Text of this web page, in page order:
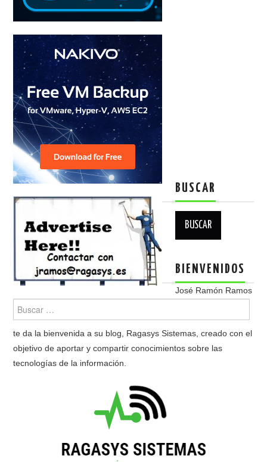
BUSCAR
BIENVENIDOS
José Ramón Ramos
te da la bienvenida a su blog, Ragasys Sistemas, creado con el
objetivo de aportar y compartir conocimientos sobre las
tecnologías de la información.